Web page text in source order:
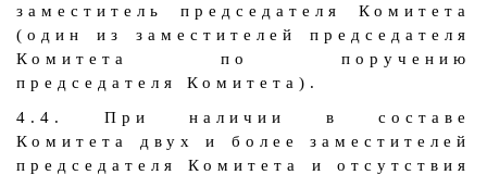
заместитель председателя Комитета
(один из заместителей председателя
Комитета по поручению
председателя Комитета).
4.4. При наличии в составе
Комитета двух и более заместителей
председателя Комитета и отсутствия